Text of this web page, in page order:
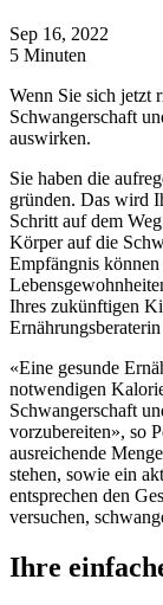
Sep 16, 2022
5 Minuten
Wenn Sie sich jetzt
Schwangerschaft
auswirken.
Sie haben die
gründen. Das wird
Schritt auf dem
Körper auf die
Empfängnis
Ihres zukünftigen
«Eine gesunde
notwendigen
Schwangerschaft
vorzubereiten», so
ausreichende
stehen, sowie ein
entsprechen den
versuchen,
Ihre